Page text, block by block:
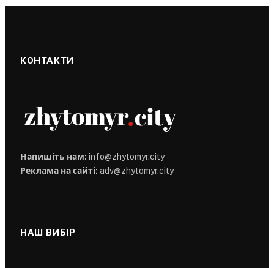
КОНТАКТИ
Напишіть нам: info@zhytomyr.city
Реклама на сайті: adv@zhytomyr.city
НАШ ВИБІР